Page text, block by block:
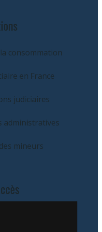
consommation
en France
judiciaires
administratives
mineurs